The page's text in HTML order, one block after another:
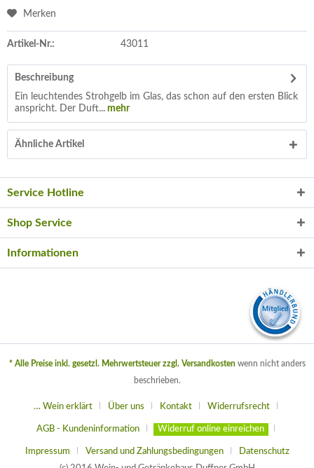
Merken
Artikel-Nr.: 43011
Beschreibung
Ein leuchtendes Strohgelb im Glas, das schon auf den ersten Blick
anspricht. Der Duft... mehr
Ähnliche Artikel
Service Hotline
Shop Service
Informationen
* Alle Preise inkl. gesetzl. Mehrwertsteuer zzgl. Versandkostenwenn nicht anders
beschrieben.
… Wein erklärt Über uns Kontakt Widerrufsrecht
AGB - Kundeninformation Widerruf online einreichen
Impressum Versand und Zahlungsbedingungen
Datenschutz